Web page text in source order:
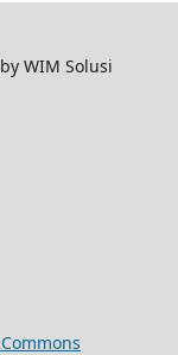
WIM Solusi